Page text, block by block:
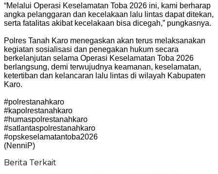
“Melalui Operasi Keselamatan Toba 2026 ini, kami berharap
angka pelanggaran dan kecelakaan lalu lintas dapat ditekan,
serta fatalitas akibat kecelakaan bisa dicegah,” pungkasnya.
Polres Tanah Karo menegaskan akan terus melaksanakan
kegiatan sosialisasi dan penegakan hukum secara
berkelanjutan selama Operasi Keselamatan Toba 2026
berlangsung, demi terwujudnya keamanan, keselamatan,
ketertiban dan kelancaran lalu lintas di wilayah Kabupaten
Karo.
#polrestanahkaro
#kapolrestanahkaro
#humaspolrestanahkaro
#satlantaspolrestanahkaro
#opskeselamatantoba2026
(NenniP)
Berita Terkait